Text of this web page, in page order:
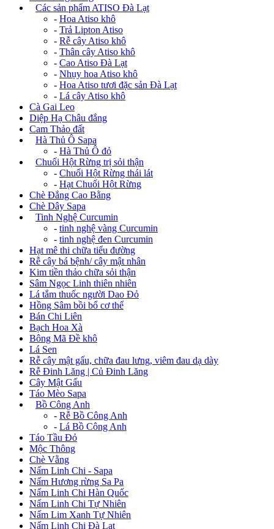
Các sản phẩm ATISO Đà Lạt
- Hoa Atiso khô
- Trả Lipton Atiso
- Rễ cây Atiso khô
- Thân cây Atiso khô
- Cao Atiso Đà Lạt
- Nhụy hoa Atiso khô
- Hoa Atiso tươi đặc sản Đà Lạt
- Lá cây Atiso khô
Cà Gai Leo
Diệp Hạ Châu đắng
Cam Thảo đất
Hà Thủ Ô Sapa
- Hà Thủ Ô đỏ
Chuối Hột Rừng trị sỏi thận
- Chuối Hột Rừng thái lát
- Hạt Chuối Hột Rừng
Chè Đắng Cao Bằng
Chè Dây Sapa
Tinh Nghệ Curcumin
- tinh nghệ vàng Curcumin
- tinh nghệ đen Curcumin
Hạt mê thi chữa tiểu đường
Rễ cây bá bệnh/ cây mật nhân
Kim tiền thảo chữa sỏi thận
Sâm Ngọc Linh thiên nhiên
Lá tắm thuốc người Dao Đỏ
Hồng Sâm bồi bổ cơ thể
Bán Chi Liên
Bạch Hoa Xà
Bông Mã Đề khô
Lá Sen
Rễ cây mật gấu, chữa đau lưng, viêm đau dạ dày
Rễ Đinh Lăng | Củ Đinh Lăng
Cây Mật Gấu
Táo Mèo Sapa
Bồ Công Anh
- Rễ Bồ Công Anh
- Lá Bồ Công Anh
Táo Tầu Đỏ
Mộc Thông
Chè Vằng
Nấm Linh Chi - Sapa
Nấm Hương rừng Sa Pa
Nấm Linh Chi Hàn Quốc
Nấm Linh Chi Tự Nhiên
Nấm Lim Xanh Tự Nhiên
Nấm Linh Chi Đà Lạt